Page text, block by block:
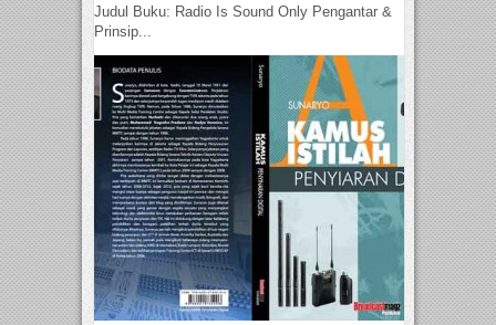
Judul Buku: Radio Is Sound Only Pengantar &
Prinsip...